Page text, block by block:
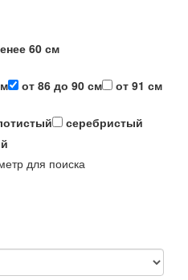
60 см
от 86 до 90 см
от 91 см
серебристый
для поиска